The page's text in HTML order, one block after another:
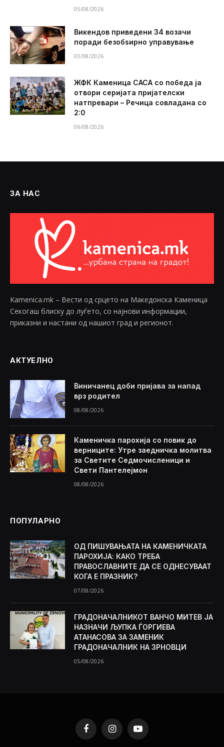
05/08/2026
Викендов приведени 34 возачи
поради безобѕирно управување
03/08/2026
ЖФК Каменица САСА со победа ја
отвори серијата пријателски
натпревари – Речица совладана со
2:0
06/08/2026
ЗА НАС
Kamenica.mk – Вести од срцето на Македонска Каменица
Секогаш блиску до луѓето, со најнови информации,
приказни и настани од нашиот град и регионот.
АКТУЕЛНО
Виничанец доби пријава за напад
врз родител
08/08/2026
Каменичка парохија со повик до
верниците: Утре заедничка молитва
за Светите Седмочисленици и
Свети Пантелејмон
08/08/2026
ПОПУЛАРНО
ОД ПИШУВАЊАТА НА КАМЕНИЧКАТА
ПАРОХИЈА: КАКО ТРЕБА
ПРАВОСЛАВНИТЕ ДА СЕ ОДНЕСУВААТ
КОГА Е ПРАЗНИК?
07/08/2026
ГРАДОНАЧАЛНИКОТ ВАНЧО МИТЕВ ЈА
НАЗНАЧИ ЉУПКА ЃОРГИЕВА
АТАНАСОВА ЗА ЗАМЕНИК
ГРАДОНАЧАЛНИК НА ЗРНОВЦИ
05/08/2026
FacebookInstagramYouTube